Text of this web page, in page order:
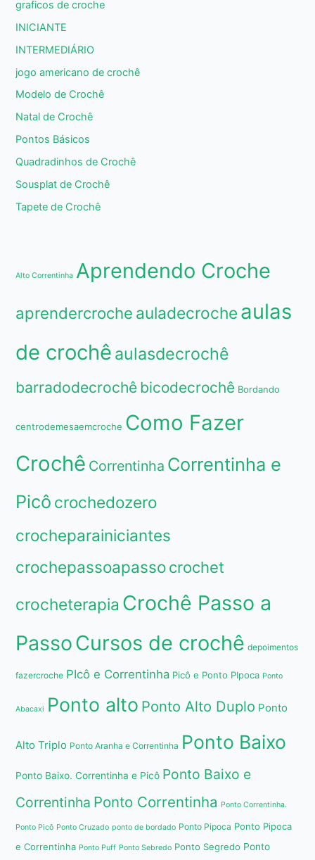
graficos de croche
INICIANTE
INTERMEDIÁRIO
jogo americano de crochê
Modelo de Crochê
Natal de Crochê
Pontos Básicos
Quadradinhos de Crochê
Sousplat de Crochê
Tapete de Crochê
Alto Correntinha Aprendendo Croche
aprendercroche auladecroche aulas
de crochê aulasdecrochê
barradodecrochê bicodecrochê Bordando
centrodemesaemcroche Como Fazer
Crochê Correntinha Correntinha e
Picô crochedozero
crocheparainiciantes
crochepassoapassocrochet
crocheterapia Crochê Passo a
PassoCursos de crochê depoimentos
fazercroche PIcô e Correntinha Picô e Ponto PIpoca Ponto
Abacaxi Ponto alto Ponto Alto Duplo Ponto
Alto Triplo Ponto Aranha e Correntinha Ponto Baixo
Ponto Baixo. Correntinha e Picô Ponto Baixo e
Correntinha Ponto Correntinha Ponto Correntinha.
Ponto Picô Ponto Cruzado ponto de bordado Ponto Pipoca Ponto Pipoca
e Correntinha Ponto Puff Ponto Sebredo Ponto Segredo Ponto